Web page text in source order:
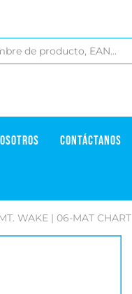
CONTÁCTANOS
WAKE | 06-MAT CHART